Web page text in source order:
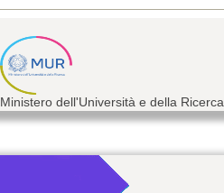
Ministero dell'Università e della Ricerca